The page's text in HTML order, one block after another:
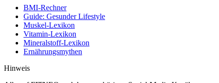
BMI-Rechner
Guide: Gesunder Lifestyle
Muskel-Lexikon
Vitamin-Lexikon
Mineralstoff-Lexikon
Ernährungsmythen
Hinweis